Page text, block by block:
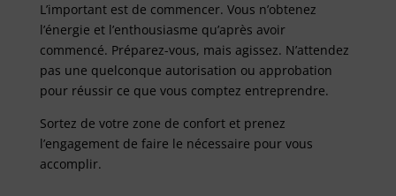
L’important est de commencer. Vous n’obtenez
l’énergie et l’enthousiasme qu’après avoir
commencé. Préparez-vous, mais agissez. N’attendez
pas une quelconque autorisation ou approbation
pour réussir ce que vous comptez entreprendre.
Sortez de votre zone de confort et prenez
l’engagement de faire le nécessaire pour vous
accomplir.